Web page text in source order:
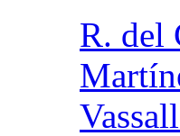
R. del